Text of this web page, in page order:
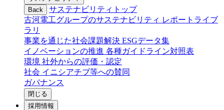
Back
サステナビリティトップ
古河電工グループのサステナビリティ レポートライブ
ラリ
事業を通じた社会課題解決 ESGデータ集
イノベーションの推進 各種ガイドライン対照表
環境 社外からの評価・認定
社会 イニシアチブ等への賛同
ガバナンス
閉じる
採用情報